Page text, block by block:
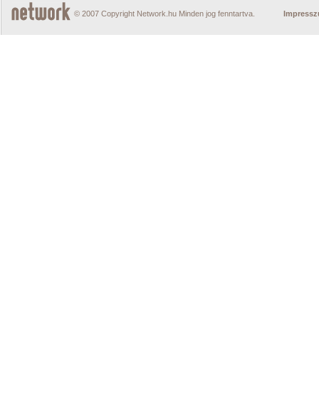
© 2007 Copyright Network.hu Minden jog fenntartva.